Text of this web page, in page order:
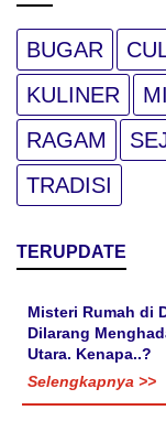
BUGAR
KULINER
RAGAM
TRADISI
TERUPDATE
Misteri Rumah di
Dilarang
Utara. Kenapa..?
Selengkapnya >>